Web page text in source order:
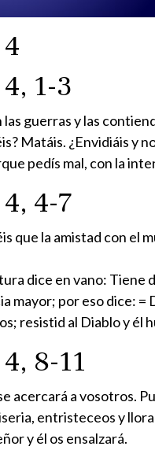
1-3
guerras y las
Matáis. ¿Envidiáis y
pedís mal, con la
4-7
que la amistad con el
dice en vano:
mayor; por eso dice: =
resistid al Diablo y él
8-11
acercará a vosotros.
entristeceos y
y él os ensalzará.